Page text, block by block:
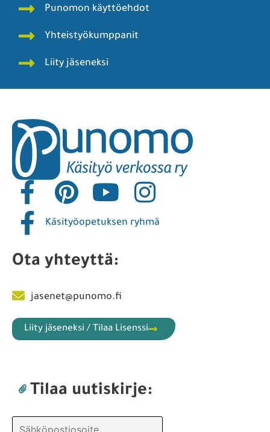
Punomon käyttöehdot
Yhteistyökumppanit
Liity jäseneksi
Käsityöopetuksen ryhmä
Ota yhteyttä:
jasenet@punomo.fi
Liity jäseneksi / Tilaa Lisenssi
Tilaa uutiskirje: